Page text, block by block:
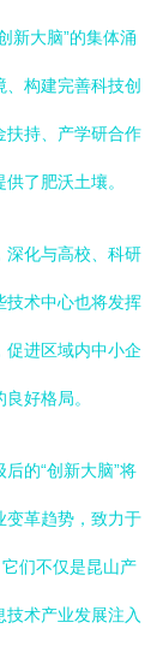
新大脑”的集体涌
构建完善科技创
扶持、产学研合作
了肥沃土壤。
深化与高校、科研
技术中心也将发挥
促进区域内中小企
好格局。
的“创新大脑”将
变革趋势，致力于
们不仅是昆山产
术产业发展注入